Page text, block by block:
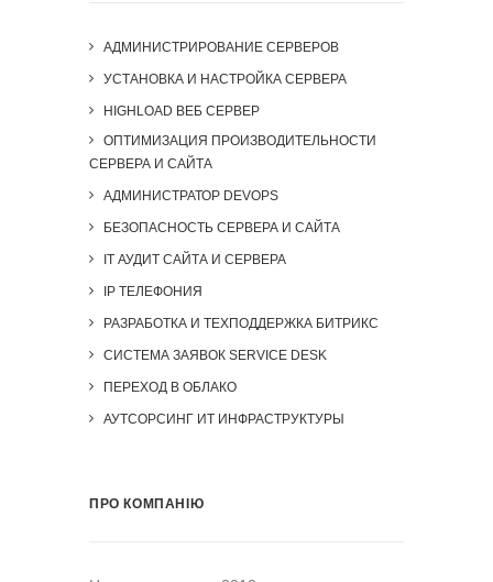
АДМИНИСТРИРОВАНИЕ СЕРВЕРОВ
УСТАНОВКА И НАСТРОЙКА СЕРВЕРА
HIGHLOAD ВЕБ СЕРВЕР
ОПТИМИЗАЦИЯ ПРОИЗВОДИТЕЛЬНОСТИ
СЕРВЕРА И САЙТА
АДМИНИСТРАТОР DEVOPS
БЕЗОПАСНОСТЬ СЕРВЕРА И САЙТА
IT АУДИТ САЙТА И СЕРВЕРА
IP ТЕЛЕФОНИЯ
РАЗРАБОТКА И ТЕХПОДДЕРЖКА БИТРИКС
СИСТЕМА ЗАЯВОК SERVICE DESK
ПЕРЕХОД В ОБЛАКО
АУТСОРСИНГ ИТ ИНФРАСТРУКТУРЫ
ПРО КОМПАНІЮ